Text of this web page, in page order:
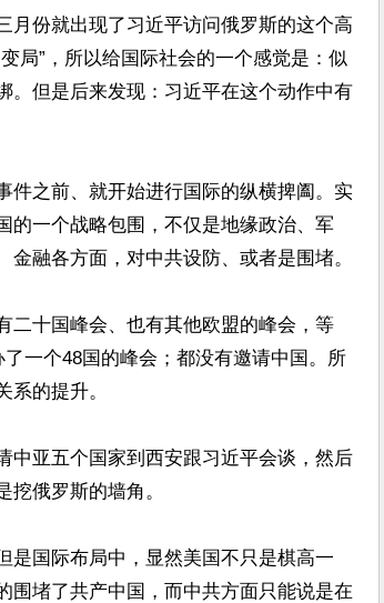
月份就出现了习近平访问俄罗斯的这个高
局”，所以给国际社会的一个感觉是：似
。但是后来发现：习近平在这个动作中有
件之前、就开始进行国际的纵横捭阖。实
的一个战略包围，不仅是地缘政治、军
融各方面，对中共设防、或者是围堵。
二十国峰会、也有其他欧盟的峰会，等
一个48国的峰会；都没有邀请中国。所
的提升。
中亚五个国家到西安跟习近平会谈，然后
俄罗斯的墙角。
是国际布局中，显然美国不只是棋高一
围堵了共产中国，而中共方面只能说是在